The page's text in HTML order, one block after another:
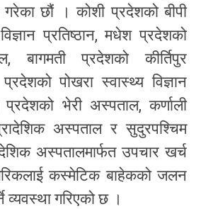
गरेका छौं । कोशी प्रदेशको बीपी
प्रतिष्ठान, मधेश प्रदेशको
बागमती प्रदेशको कीर्तिपुर
पोखरा स्वास्थ्य विज्ञान
प्रदेशको भेरी अस्पताल, कर्णाली
अस्पताल र सुदुरपश्चिम
अस्पतालमार्फत उपचार खर्च
कस्मेटिक बाहेकको जलन
व्यवस्था गरिएको छ ।